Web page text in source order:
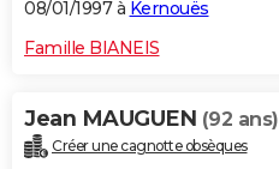
08/01/1997 à Kernouës
Famille BIANEIS
Jean MAUGUEN (92 ans)
Créer une cagnotte obsèques